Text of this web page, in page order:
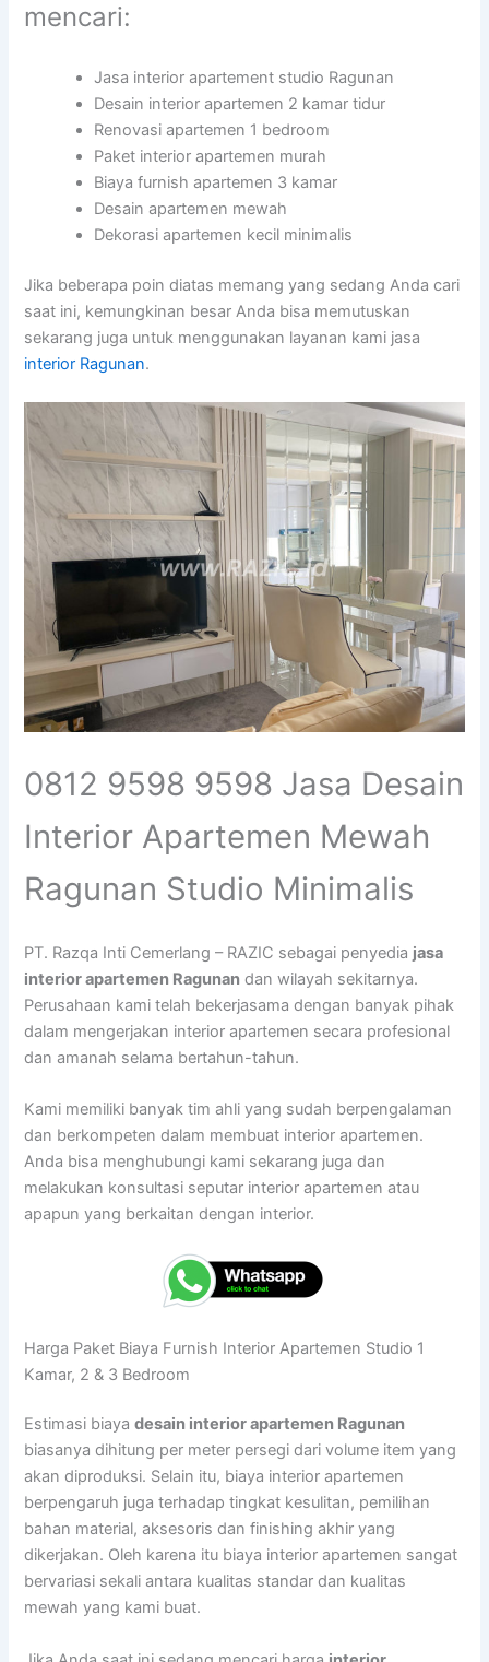
mencari:
Jasa interior apartement studio Ragunan
Desain interior apartemen 2 kamar tidur
Renovasi apartemen 1 bedroom
Paket interior apartemen murah
Biaya furnish apartemen 3 kamar
Desain apartemen mewah
Dekorasi apartemen kecil minimalis
Jika beberapa poin diatas memang yang sedang Anda cari
saat ini, kemungkinan besar Anda bisa memutuskan
sekarang juga untuk menggunakan layanan kami jasa
interior Ragunan.
0812 9598 9598 Jasa Desain
Interior Apartemen Mewah
Ragunan Studio Minimalis
PT. Razqa Inti Cemerlang – RAZIC sebagai penyedia jasa
interior apartemen Ragunan dan wilayah sekitarnya.
Perusahaan kami telah bekerjasama dengan banyak pihak
dalam mengerjakan interior apartemen secara profesional
dan amanah selama bertahun-tahun.
Kami memiliki banyak tim ahli yang sudah berpengalaman
dan berkompeten dalam membuat interior apartemen.
Anda bisa menghubungi kami sekarang juga dan
melakukan konsultasi seputar interior apartemen atau
apapun yang berkaitan dengan interior.
Harga Paket Biaya Furnish Interior Apartemen Studio 1
Kamar, 2 & 3 Bedroom
Estimasi biayadesain interior apartemen Ragunan
biasanya dihitung per meter persegi dari volume item yang
akan diproduksi. Selain itu, biaya interior apartemen
berpengaruh juga terhadap tingkat kesulitan, pemilihan
bahan material, aksesoris dan finishing akhir yang
dikerjakan. Oleh karena itu biaya interior apartemen sangat
bervariasi sekali antara kualitas standar dan kualitas
mewah yang kami buat.